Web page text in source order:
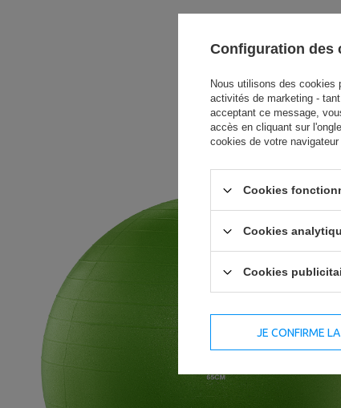
Configuration des
Nous utilisons des cookies
activités de marketing -
acceptant ce message,
accès en cliquant sur
cookies de votre
Cookies
Cookies
Cookies
JE CONFIRME